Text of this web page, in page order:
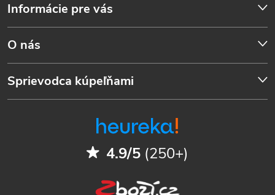
Informácie pre vás
O nás
Sprievodca kúpeľňami
4.9/5 (250+)